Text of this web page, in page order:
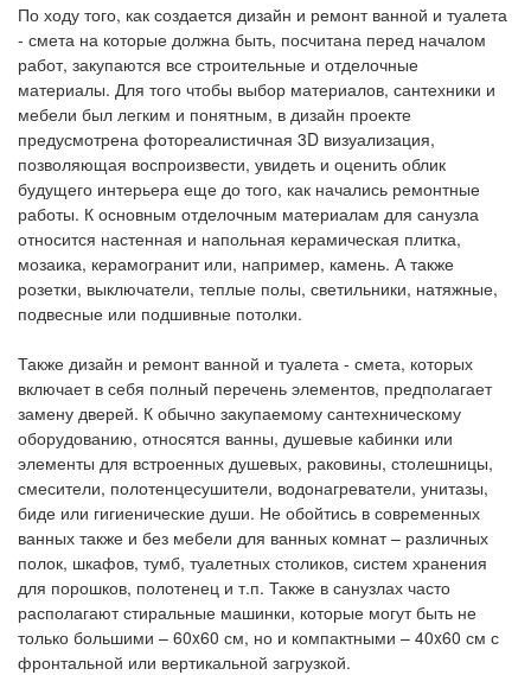
По ходу того, как создается дизайн и ремонт ванной и туалета
- смета на которые должна быть, посчитана перед началом
работ, закупаются все строительные и отделочные
материалы. Для того чтобы выбор материалов, сантехники и
мебели был легким и понятным, в дизайн проекте
предусмотрена фотореалистичная 3D визуализация,
позволяющая воспроизвести, увидеть и оценить облик
будущего интерьера еще до того, как начались ремонтные
работы. К основным отделочным материалам для санузла
относится настенная и напольная керамическая плитка,
мозаика, керамогранит или, например, камень. А также
розетки, выключатели, теплые полы, светильники, натяжные,
подвесные или подшивные потолки.
Также дизайн и ремонт ванной и туалета - смета, которых
включает в себя полный перечень элементов, предполагает
замену дверей. К обычно закупаемому сантехническому
оборудованию, относятся ванны, душевые кабинки или
элементы для встроенных душевых, раковины, столешницы,
смесители, полотенцесушители, водонагреватели, унитазы,
биде или гигиенические души. Не обойтись в современных
ванных также и без мебели для ванных комнат – различных
полок, шкафов, тумб, туалетных столиков, систем хранения
для порошков, полотенец и т.п. Также в санузлах часто
располагают стиральные машинки, которые могут быть не
только большими – 60x60 см, но и компактными – 40x60 см с
фронтальной или вертикальной загрузкой.